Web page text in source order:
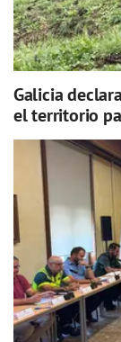
Galicia
el territorio